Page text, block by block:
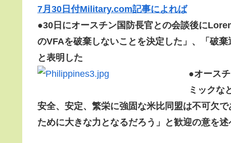
7月30日付Military.com記事によれば
●30日にオースチン国防長官との会談後に
のVFAを破棄しないことを決定した」、「破
と表明した
●オース
ミックな
安全、安定、繁栄に強固な米比同盟は不可欠
ために大きな力となるだろう」と歓迎の意を述